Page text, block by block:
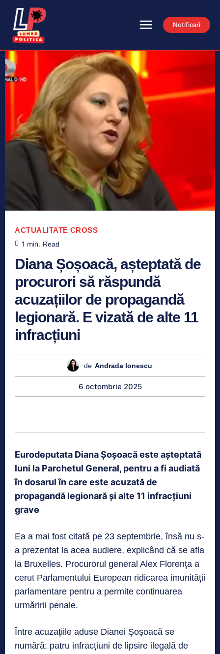
Notificari
ACTUALITATE CROSS
1 min. Read
Diana Șoșoacă, așteptată de
procurori să răspundă
acuzațiilor de propagandă
legionară. E vizată de alte 11
infracțiuni
de Andrada Ionescu
6 octombrie 2025
Eurodeputata Diana Șoșoacă este așteptată
luni la Parchetul General, pentru a fi audiată
în dosarul în care este acuzată de
propagandă legionară și alte 11 infracțiuni
grave
Ea a mai fost citată pe 23 septembrie, însă nu s-
a prezentat la acea audiere, explicând că se afla
la Bruxelles. Procurorul general Alex Florența a
cerut Parlamentului European ridicarea imunității
parlamentare pentru a permite continuarea
urmăririi penale.
Între acuzațiile aduse Dianei Șoșoacă se
numără: patru infracțiuni de lipsire ilegală de